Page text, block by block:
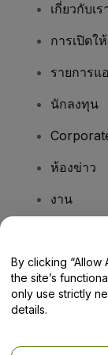
เกี่ยวกับเร
การเปิดใ
รายการแ
นักลงทุน
ห้องข่าว
งาน
Help
By clicking
the site’s
only use strictly
details.